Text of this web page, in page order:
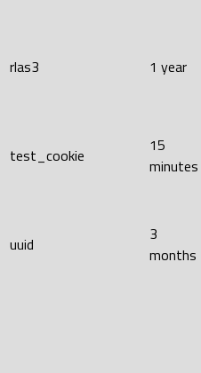
rlas3 1 year
test_cookie
15
minutes
uuid
3
months